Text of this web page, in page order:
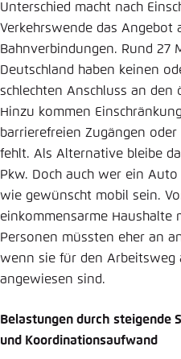
Unterschied macht nach
Verkehrswende das Angebot
Bahnverbindungen. Rund 27
Deutschland haben keinen
schlechten Anschluss an den
Hinzu kommen
barrierefreien Zugängen
fehlt. Als Alternative bleibe
Pkw. Doch auch wer ein
wie gewünscht mobil sein.
einkommensarme Haushalte
Personen müssten eher an
wenn sie für den Arbeitsweg
angewiesen sind.
Belastungen durch steigende
und Koordinationsaufwand